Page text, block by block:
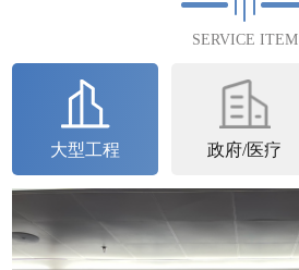
SERVICE ITEM
大型工程 政府/医疗
满完成2023年4月25日完成第...
查看详情